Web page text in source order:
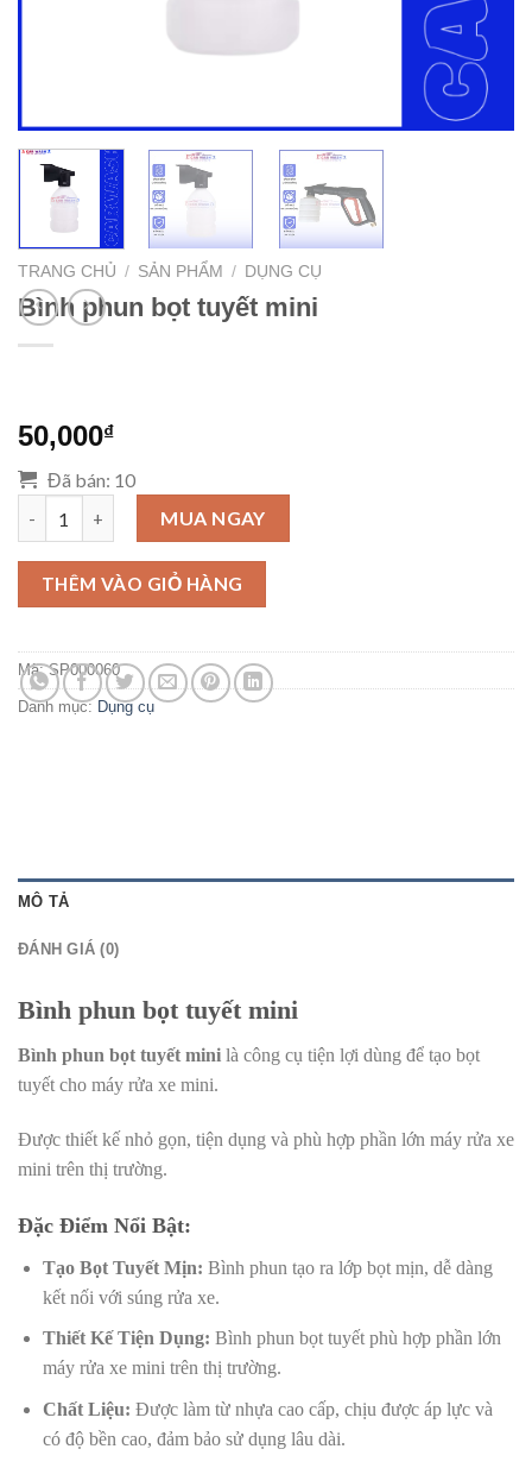
TRANG CHỦ / SẢN PHẨM / DỤNG CỤ
Bình phun bọt tuyết mini
50,000₫
Đã bán: 10
MUA NGAY
THÊM VÀO GIỎ HÀNG
Mã:SP000060
Danh mục: Dụng cụ
MÔ TẢ
ĐÁNH GIÁ (0)
Bình phun bọt tuyết mini
Bình phun bọt tuyết mini là công cụ tiện lợi dùng để tạo bọt
tuyết cho máy rửa xe mini.
Được thiết kế nhỏ gọn, tiện dụng và phù hợp phần lớn máy rửa xe
mini trên thị trường.
Đặc Điểm Nổi Bật:
Tạo Bọt Tuyết Mịn: Bình phun tạo ra lớp bọt mịn, dễ dàng
kết nối với súng rửa xe.
Thiết Kế Tiện Dụng: Bình phun bọt tuyết phù hợp phần lớn
máy rửa xe mini trên thị trường.
Chất Liệu: Được làm từ nhựa cao cấp, chịu được áp lực và
có độ bền cao, đảm bảo sử dụng lâu dài.